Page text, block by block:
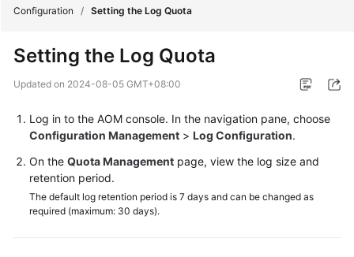
Service
Billing
Getting
Started
Configuration
/ Setting the Log Quota
Setting the Log Quota
Updated on 2024-08-05 GMT+08:00
Log in to the AOM console. In the navigation pane, choose
Configuration Management > Log Configuration.
On the Quota Management page, view the log size and
retention period.
The default log retention period is 7 days and can be changed as
required (maximum: 30 days).